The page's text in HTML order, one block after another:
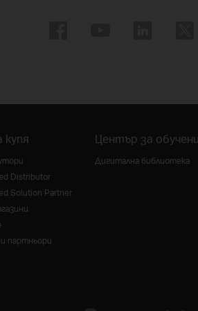
купя
Distributor
Solution Partner
партньори
Център за
Дигитална библиотека